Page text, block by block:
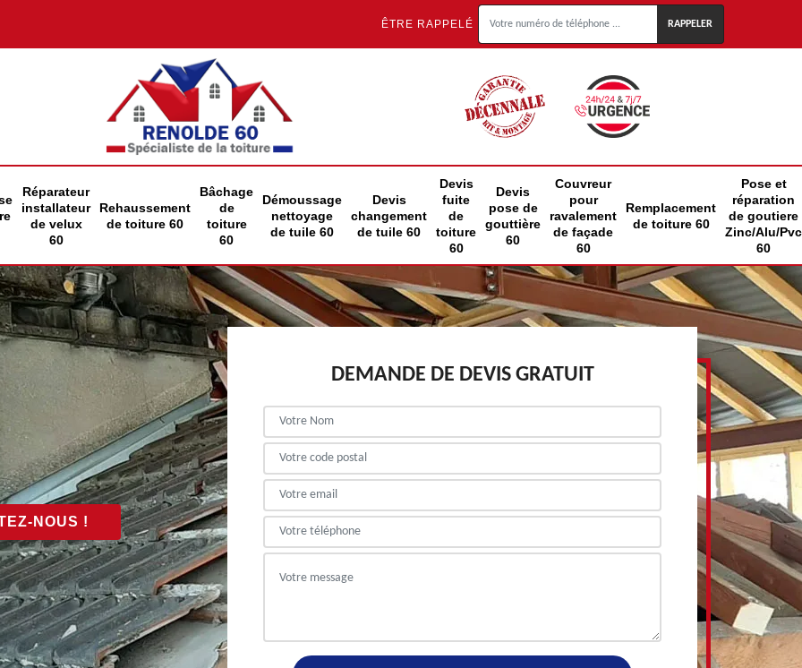
ÊTRE RAPPELÉ
Réparateur
installateur
de velux
60
Rehaussement
de toiture 60
Bâchage
de
toiture
60
Démoussage
nettoyage
de tuile 60
Devis
changement
de tuile 60
Devis
fuite
de
toiture
60
Devis
pose de
gouttière
60
Couvreur
pour
ravalement
de façade
60
Remplacement
de toiture 60
Pose et
réparation
de goutiere
Zinc/Alu/Pvc
60
NOUS !
DEMANDE DE DEVIS GRATUIT